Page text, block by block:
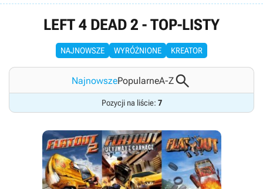
LEFT 4 DEAD 2 - TOP-LISTY
NAJNOWSZE WYRÓŻNIONE KREATOR
NajnowszePopularneA-Z
Pozycji na liście: 7